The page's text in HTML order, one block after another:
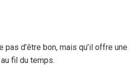
d’être bon, mais qu’il offre une
fil du temps.